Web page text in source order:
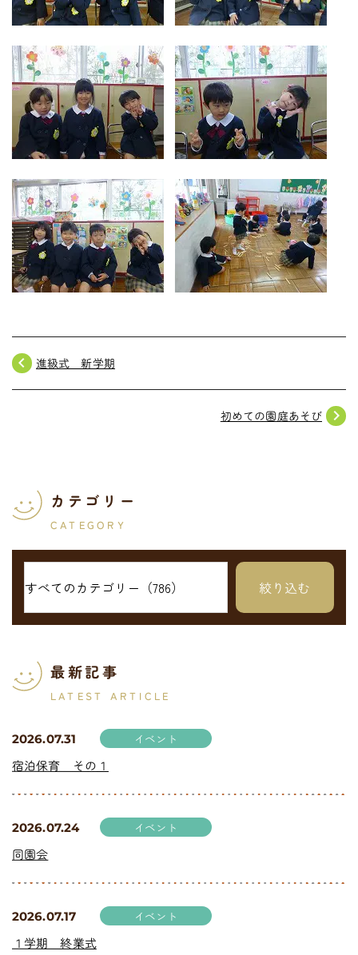
navigate_before 進級式 新学期
navigate_next
初めての園庭あそび
カテゴリー
CATEGORY
最新記事
LATEST ARTICLE
2026.07.31 イベント
宿泊保育 その１
2026.07.24 イベント
同園会
2026.07.17 イベント
１学期 終業式